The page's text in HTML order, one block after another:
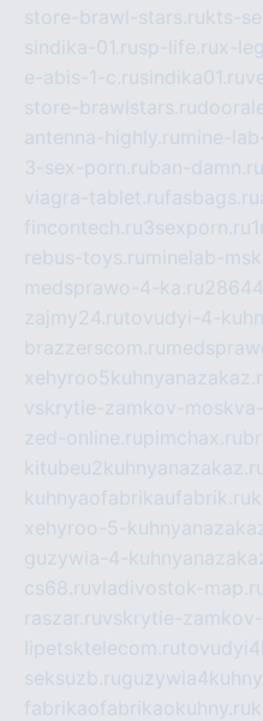
store-brawl-stars.rukts-
sindika-01.rusp-life.rux-
e-abis-1-c.rusindika01.ru
store-brawlstars.ru
antenna-highly.ru mine-
3-sex-porn.ruban-damn.ru
viagra-tablet.rufasbags.ru
fincontech.ru3sexporn.ru
rebus-toys.ru minelab-
medsprawo-4-ka.ru
zajmy24.rutovudyi-4-
brazzerscom.ru
vskrytie-zamkov-moskva-
zed-online.rupimchax.ru
kuhnyaofabrikaufabrik.ru
xehyroo-5-
guzywia-4-
cs68.ruvladivostok-
raszar.ruvskrytie-zamkov-
lipetsktelecom.ru
seksuzb.ru
fabrikaofabrikaokuhny.ru